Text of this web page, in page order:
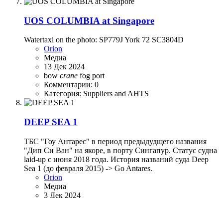
UOS COLUMBIA at Singapore
Watertaxi on the photo: SP779J York 72 SC3804D
Orion
Медиа
13 Дек 2024
bow crane fog port
Комментарии: 0
Категория: Suppliers and AHTS
DEEP SEA 1
ТБС "Гоу Антарес" в период предыдудщего названия
"Дип Си Ван" на якоре, в порту Сингапур. Статус судна
laid-up с июня 2018 года. История названий суда Deep
Sea 1 (до февраля 2015) -> Go Antares.
Orion
Медиа
3 Дек 2024